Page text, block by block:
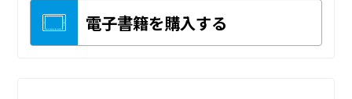
電子書籍を購入する